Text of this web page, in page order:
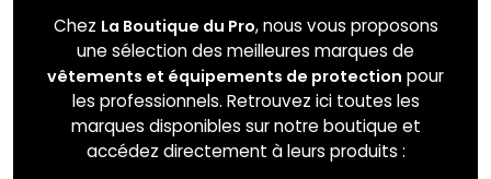
Chez La Boutique du Pro, nous vous proposons
une sélection des meilleures marques de
vêtements et équipements de protection pour
les professionnels. Retrouvez ici toutes les
marques disponibles sur notre boutique et
accédez directement à leurs produits :